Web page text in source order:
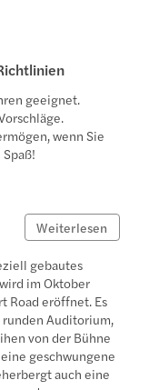
geeignet.
wenn Sie
Weiterlesen
gebautes
im Oktober
Road eröffnet. Es
Auditorium,
von der Bühne
geschwungene
auch eine